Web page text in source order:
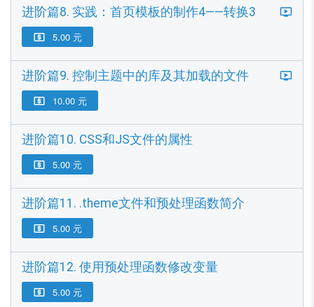
进阶篇8. 实践：首页模板的制作4——转换3
 5.00 元
进阶篇9. 控制主题中的库及其加载的文件
 10.00 元
进阶篇10. CSS和JS文件的属性
 5.00 元
进阶篇11. .theme文件和预处理函数简介
 5.00 元
进阶篇12. 使用预处理函数修改变量
 5.00 元